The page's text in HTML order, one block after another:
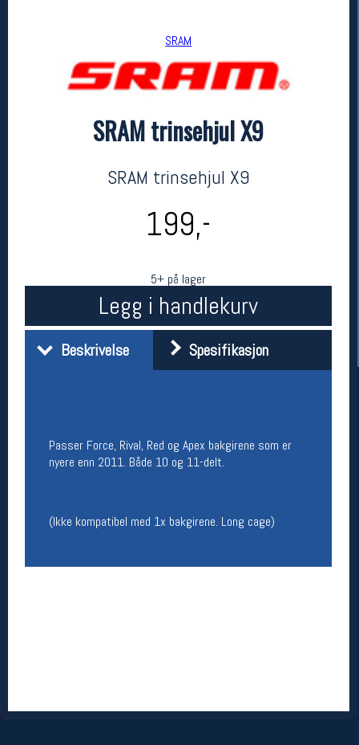
SRAM
SRAM trinsehjul X9
SRAM trinsehjul X9
199,-
5+ på lager
Legg i handlekurv
Beskrivelse Spesifikasjon
Passer Force, Rival, Red og Apex bakgirene som er
nyere enn 2011. Både 10 og 11-delt.
(Ikke kompatibel med 1x bakgirene. Long cage)
SRAM
kr 199
Her finner du oss
0183 Oslo
Telefon: 23 32 62 00
Vis i kart